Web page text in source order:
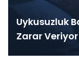
Uykusuzluk
Zarar Veriyor